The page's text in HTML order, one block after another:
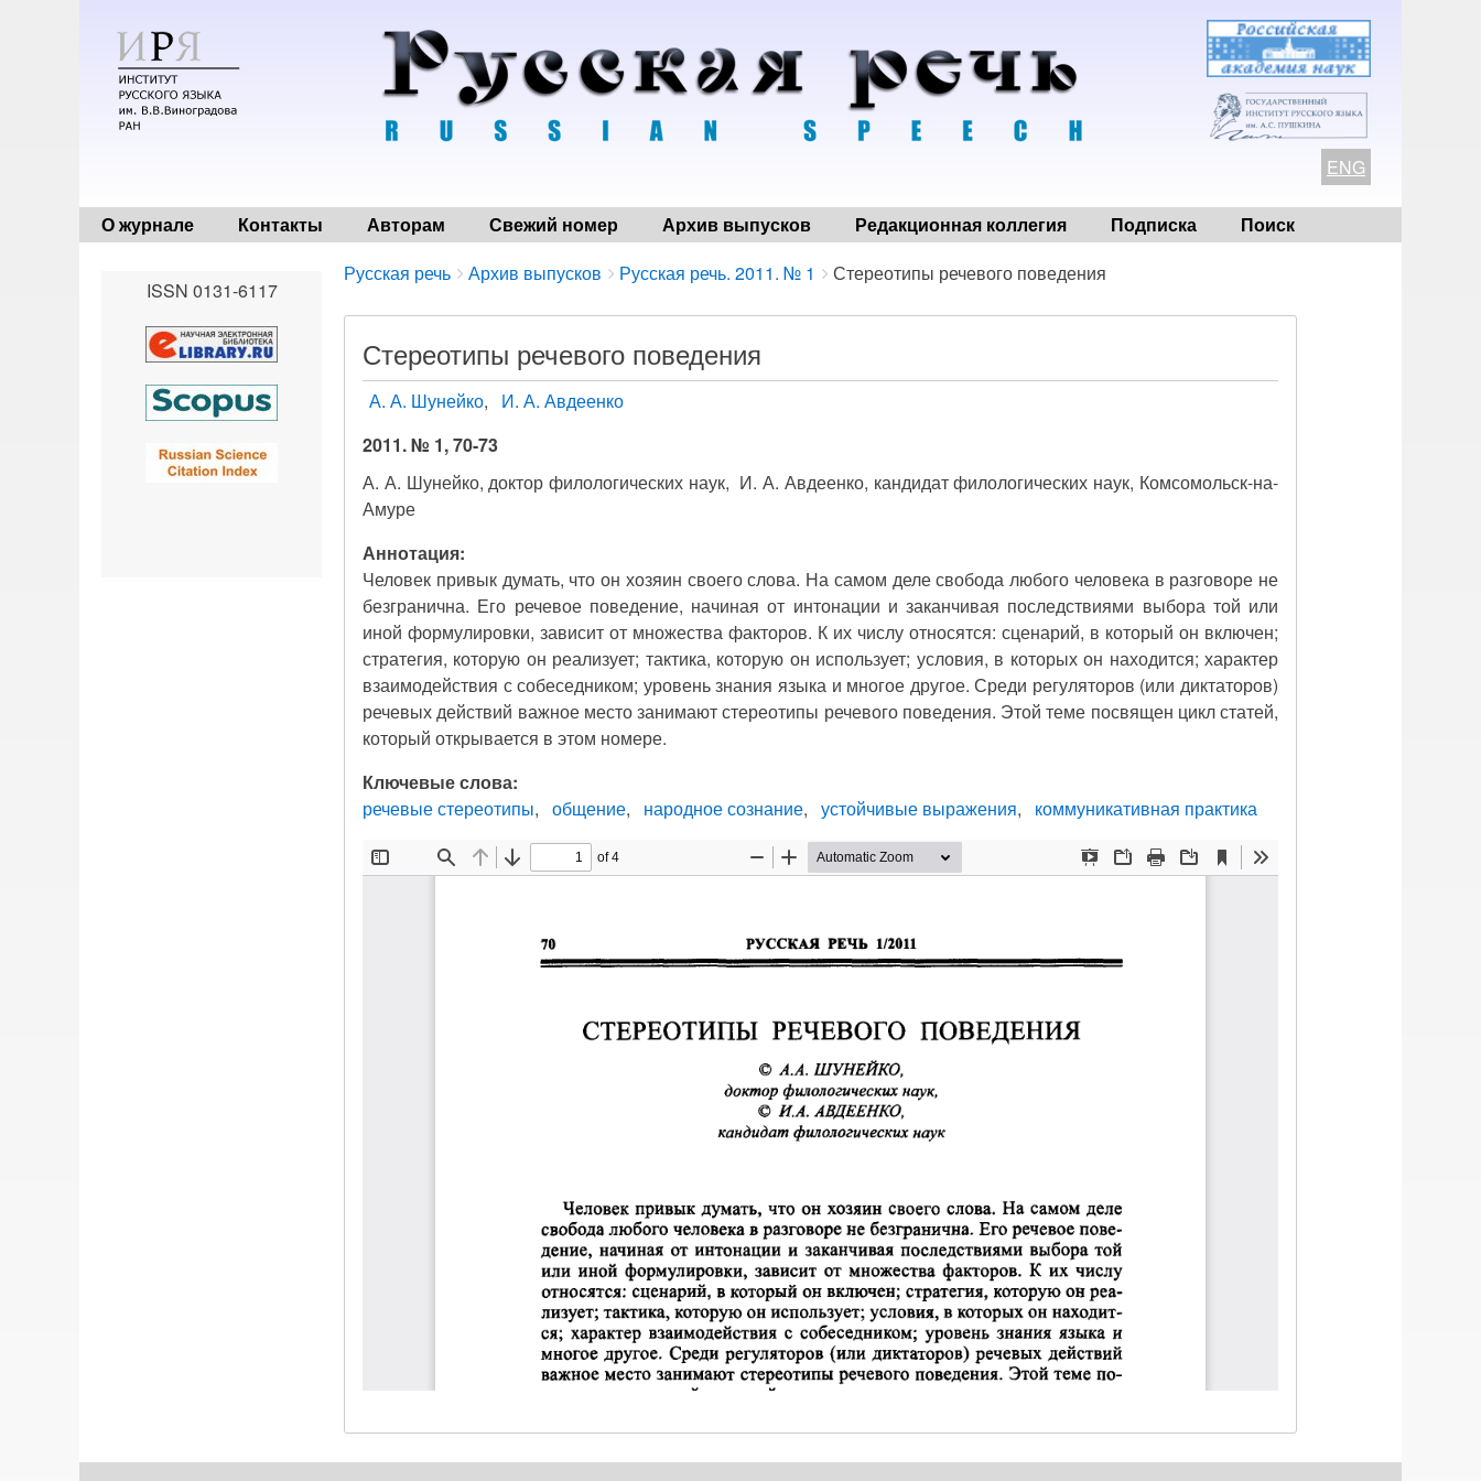
ENG
О журнале Контакты Авторам Свежий номер Архив выпусков Редакционная коллегия Подписка Поиск
Breadcrumbs
You
here:
Русская речь Архив выпусков Русская речь. 2011. № 1 Стереотипы речевого поведения
Стереотипы речевого поведения
А. А. Шунейко
И. А. Авдеенко
2011. № 1, 70-73
А. А. Шунейко, доктор филологических наук, И. А. Авдеенко, кандидат филологических наук, Комсомольск-на-
Амуре
Аннотация:
Человек привык думать, что он хозяин своего слова. На самом деле свобода любого человека в разговоре не
безгранична. Его речевое поведение, начиная от интонации и заканчивая последствиями выбора той или
иной формулировки, зависит от множества факторов. К их числу относятся: сценарий, в который он включен;
стратегия, которую он реализует; тактика, которую он использует; условия, в которых он находится; характер
взаимодействия с собеседником; уровень знания языка и многое другое. Среди регуляторов (или диктаторов)
речевых действий важное место занимают стереотипы речевого поведения. Этой теме посвящен цикл статей,
который открывается в этом номере.
Ключевые слова:
речевые стереотипы
общение народное сознание устойчивые выражения коммуникативная практика
ISSN 0131-6117